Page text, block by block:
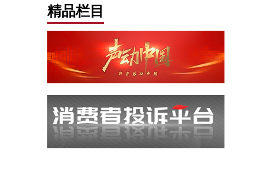
精品栏目